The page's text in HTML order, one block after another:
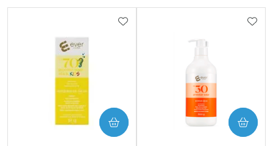
ADICIONAR AOS FAVORITOS
COMPRAR COMPRAR